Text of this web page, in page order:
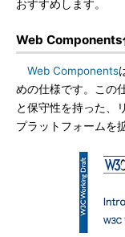
おすすめします。
Web Components
Web Components
めの仕様です。この
と保守性を持った、
プラットフォームを